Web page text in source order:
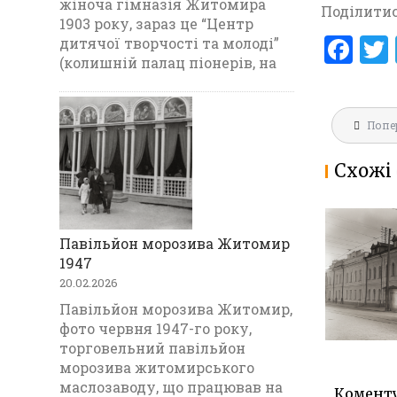
F
ce
b
o
k
записів
Схожі
1903
жіноча гімназія Житомира
1903 року, зараз це “Центр
дитячої творчості та молоді”
(колишній палац піонерів, на
Павільйон морозива Житомир
1947
20.02.2026
Павільйон морозива Житомир,
фото червня 1947-го року,
торговельний павільйон
морозива житомирського
маслозаводу, що працював на